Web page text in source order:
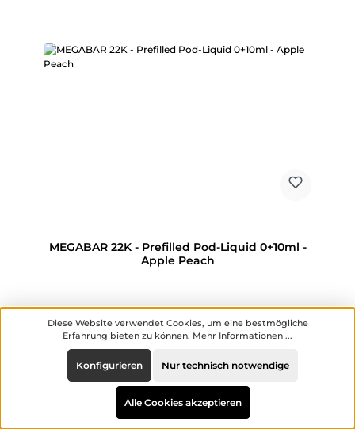
MEGABAR 22K - Prefilled Pod-Liquid 0+10ml -
Apple Peach
Hersteller:MegaBar
Inhalt:0.01 Liter
Regulärer Preis:
11,95 €
Diese Website verwendet Cookies, um eine bestmögliche
Erfahrung bieten zu können. Mehr Informationen ...
Nur technisch notwendige
Konfigurieren
Alle Cookies akzeptieren